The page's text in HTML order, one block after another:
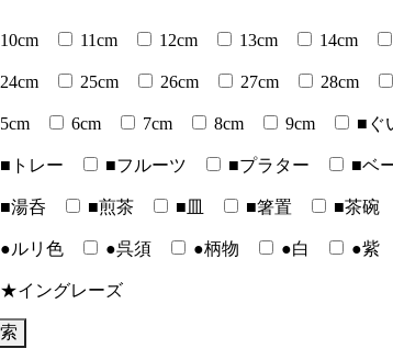
10cm 11cm 12cm 13cm 14cm
24cm 25cm 26cm 27cm 28cm
5cm 6cm 7cm 8cm 9cm ■ぐ
■トレー ■フルーツ ■プラター ■ベ
■湯呑 ■煎茶 ■皿 ■箸置 ■茶碗
●ルリ色 ●呉須 ●柄物 ●白 ●紫
★イングレーズ